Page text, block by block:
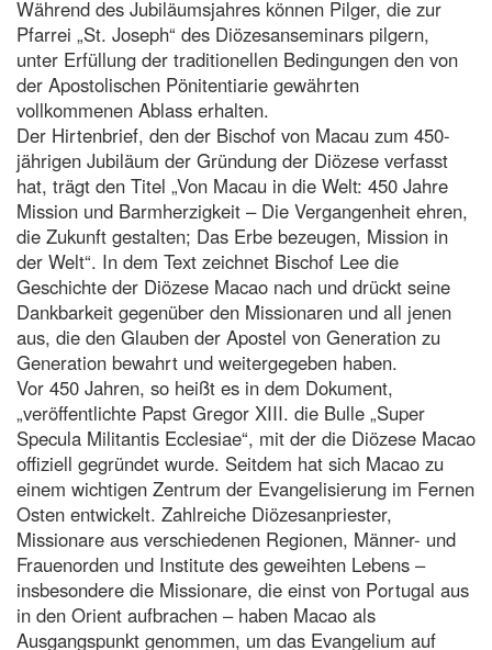
Während des Jubiläumsjahres können Pilger, die zur
Pfarrei „St. Joseph“ des Diözesanseminars pilgern,
unter Erfüllung der traditionellen Bedingungen den von
der Apostolischen Pönitentiarie gewährten
vollkommenen Ablass erhalten.
Der Hirtenbrief, den der Bischof von Macau zum 450-
jährigen Jubiläum der Gründung der Diözese verfasst
hat, trägt den Titel „Von Macau in die Welt: 450 Jahre
Mission und Barmherzigkeit – Die Vergangenheit ehren,
die Zukunft gestalten; Das Erbe bezeugen, Mission in
der Welt“. In dem Text zeichnet Bischof Lee die
Geschichte der Diözese Macao nach und drückt seine
Dankbarkeit gegenüber den Missionaren und all jenen
aus, die den Glauben der Apostel von Generation zu
Generation bewahrt und weitergegeben haben.
Vor 450 Jahren, so heißt es in dem Dokument,
„veröffentlichte Papst Gregor XIII. die Bulle „Super
Specula Militantis Ecclesiae“, mit der die Diözese Macao
offiziell gegründet wurde. Seitdem hat sich Macao zu
einem wichtigen Zentrum der Evangelisierung im Fernen
Osten entwickelt. Zahlreiche Diözesanpriester,
Missionare aus verschiedenen Regionen, Männer- und
Frauenorden und Institute des geweihten Lebens –
insbesondere die Missionare, die einst von Portugal aus
in den Orient aufbrachen – haben Macao als
Ausgangspunkt genommen, um das Evangelium auf